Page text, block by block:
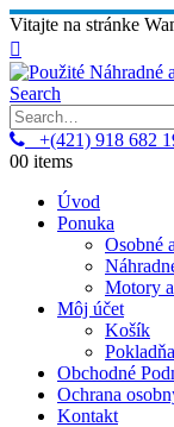
Vitajte na stránke
Search
+(421) 918 682
00 items
Úvod
Ponuka
Osobné
Motory
Môj účet
Košík
Pokladňa
Obchodné
Ochrana
Kontakt